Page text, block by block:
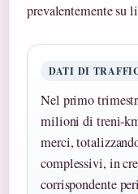
prevalentemente su
DATI DI
Nel primo
milioni di treni-
merci,
complessivi, in
corrispondente